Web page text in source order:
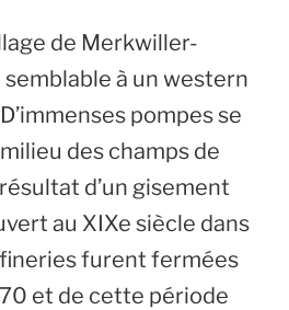
de Merkwiller-
à un western
pompes se
des champs de
d’un gisement
au XIXe siècle dans
furent fermées
et de cette période